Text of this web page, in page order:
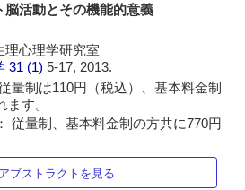
活動とその機能的意義
理心理学研究室
31 (1)5-17, 2013.
量制は110円（税込）、基本料金制
す。
従量制、基本料金制の方共に770円
アブストラクトを見る